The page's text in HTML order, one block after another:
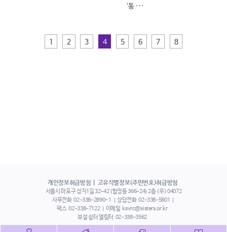
‘동 ···
1 2 3 4 5 6 7 8
개인정보취급방침 고유식별정보(주민번호)취급방침
서울시 마포구 성지1길 32-42 (합정동 366-24) 2층 (우) 04072
사무전화 02-338-2890~1 상담전화 02-338-5801
팩스 02-338-7122 이메일 ksvrc@sisters.or.kr
부설 쉼터 열림터 02-338-3562